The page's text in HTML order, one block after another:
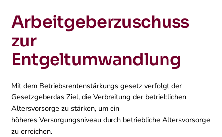
Arbeitgeberzuschuss
zur
Entgeltumwandlung
Mit dem Betriebsrentenstärkungs gesetz verfolgt der
Gesetzgeberdas Ziel, die Verbreitung der betrieblichen
Altersvorsorge zu stärken, um ein
höheres Versorgungsniveau durch betriebliche Altersvorsorge
zu erreichen.